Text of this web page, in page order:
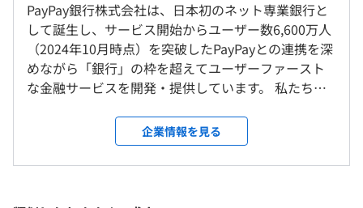
※2025年4月以降に本社を移転予定〈移転先住所：東京都
新宿区四谷1-6-1 コモレ四谷〉
就業場所の変更範囲
＜雇入時＞
・完全週休2日制（土・日）
・祝日
・年末年始休暇
・その他（年末年始／慶弔／連続／看護／勤続休暇）
ほか
PayPay銀行株式会社は、日本初のネット専業銀行と
して誕生し、サービス開始からユーザー数6,600万人
（2024年10月時点）を突破したPayPayとの連携を深
めながら「銀行」の枠を超えてユーザーファースト
な金融サービスを開発・提供しています。 私たち
技術を柔軟に活用し、サービスアイデアをこれまで
以上に昇華させていくことによって金融をより身近
なものにし、お金の流れや意味、人々の意識や生活
企業情報を見る